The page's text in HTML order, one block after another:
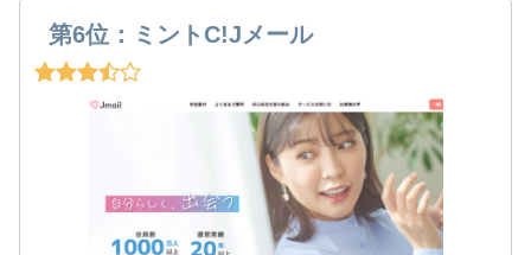
第6位：ミントC!Jメール